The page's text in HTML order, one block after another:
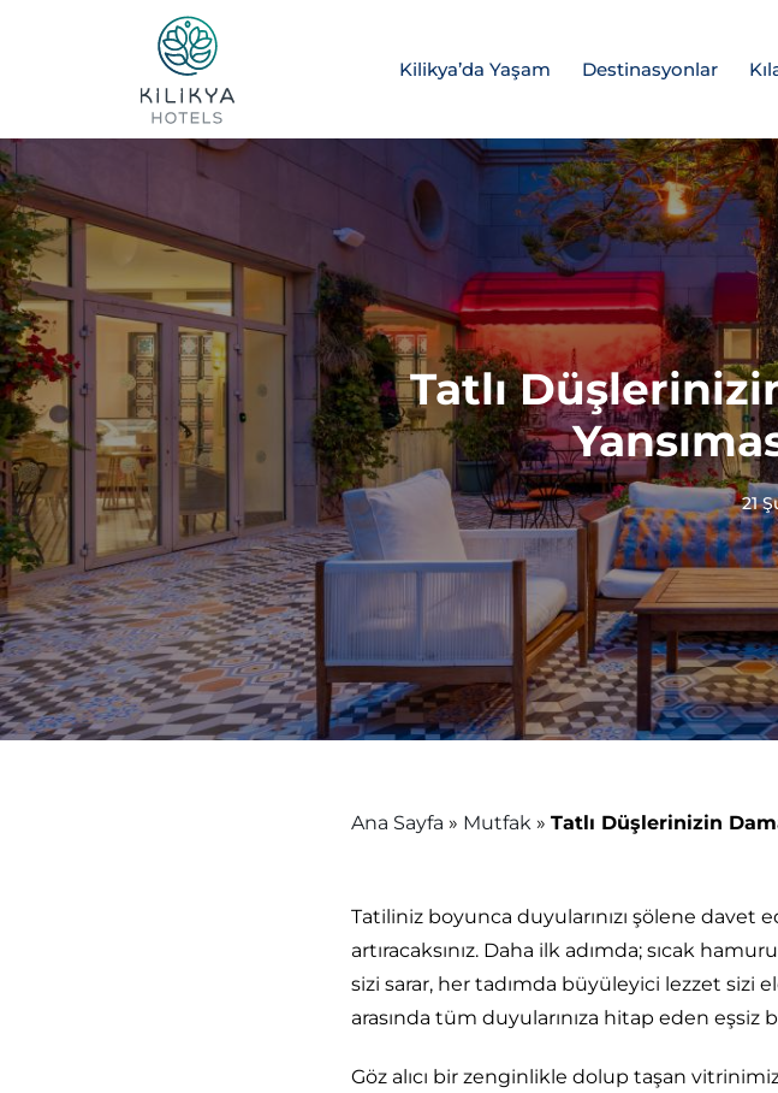
Kilikya’da Yaşam Destinasyonlar
Tatlı
21
Ana Sayfa » Mutfak » Tatlı Düşlerinizin
Tatiliniz boyunca duyularınızı şölene
artıracaksınız. Daha ilk adımda; sıcak
sizi sarar, her tadımda büyüleyici lezzet sizi
arasında tüm duyularınıza hitap eden eşsiz
Göz alıcı bir zenginlikle dolup taşan